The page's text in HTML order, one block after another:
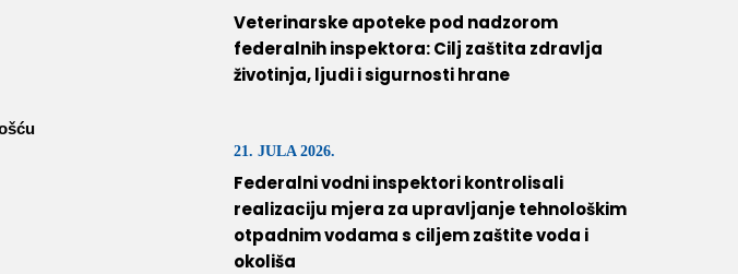
Veterinarske apoteke pod nadzorom
federalnih inspektora: Cilj zaštita zdravlja
životinja, ljudi i sigurnosti hrane
21. JULA 2026.
Federalni vodni inspektori kontrolisali
realizaciju mjera za upravljanje tehnološkim
otpadnim vodama s ciljem zaštite voda i
okoliša